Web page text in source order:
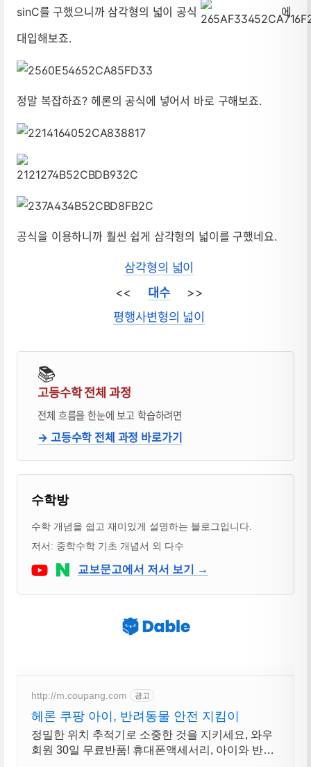
sinC를 구했으니까 삼각형의 넓이 공식
에
대입해보죠.
정말 복잡하죠? 헤론의 공식에 넣어서 바로 구해보죠.
공식을 이용하니까 훨씬 쉽게 삼각형의 넓이를 구했네요.
삼각형의 넓이
<< 대수 >>
평행사변형의 넓이
📚
고등수학 전체 과정
전체 흐름을 한눈에 보고 학습하려면
→ 고등수학 전체 과정 바로가기
블로거 & 출판 교재 소개
수학방
수학 개념을 쉽고 재미있게 설명하는 블로그입니다.
저서: 중학수학 기초 개념서 외 다수
Youtube네이버 블로그
교보문고에서 저서 보기 →
http://m.coupang.com 광고
헤론 쿠팡 아이, 반려동물 안전 지킴이
정밀한 위치 추적기로 소중한 것을 지키세요, 와우
회원 30일 무료반품! 휴대폰액세서리, 아이와 반려